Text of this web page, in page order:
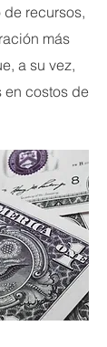
recursos,
más
a su vez,
en costos de